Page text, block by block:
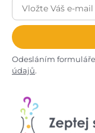
Odesláním
údajů.